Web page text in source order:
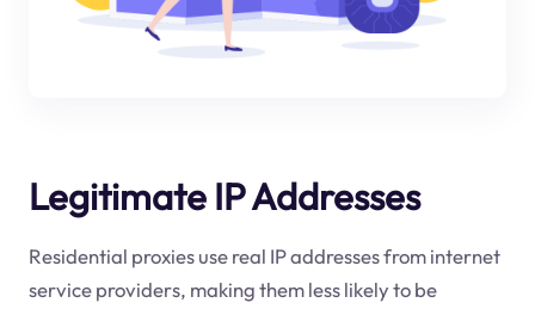
Legitimate IP Addresses
Residential proxies use real IP addresses from internet
service providers, making them less likely to be